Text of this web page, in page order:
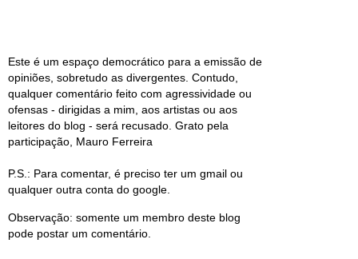
Este é um espaço democrático para a emissão de
opiniões, sobretudo as divergentes. Contudo,
qualquer comentário feito com agressividade ou
ofensas - dirigidas a mim, aos artistas ou aos
leitores do blog - será recusado. Grato pela
participação, Mauro Ferreira
P.S.: Para comentar, é preciso ter um gmail ou
qualquer outra conta do google.
Observação: somente um membro deste blog
pode postar um comentário.